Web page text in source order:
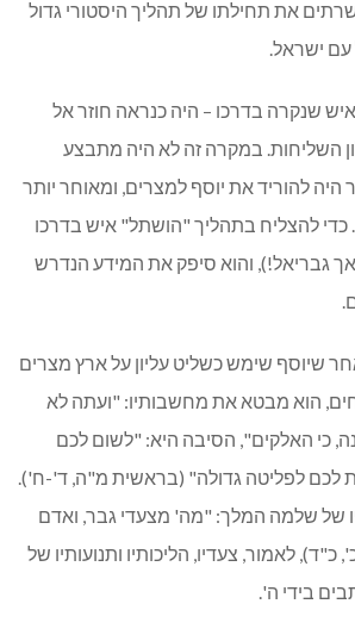
את תחילתו של תהליך היסטורי גדול
עם ישראל.
שנקרה בדרכו – היה כנראה חוזר אל
השליחות. במקרה זה לא היה מתבצע
היה להוריד את יוסף למצרים, ומאוחר יותר
כדי להצליח בתהליך "הושתל" איש בדרכו
גבריאל!), והוא סיפק את המידע הנדרש
שיוסף שימש כשליט עליון על ארץ מצרים
הוא מבטא את מחשבותיו: "ועתה לא
כי האלקים", הסיבה היא: "לשום לכם
לכם לפליטה גדולה" (בראשית מ"ה, ד'-ח').
של שלמה המלך: "מה' מצעדי גבר, ואדם
כ"ד), לאמור, צעדיו, הליכותיו ותנועותיו של
בידי ה'.